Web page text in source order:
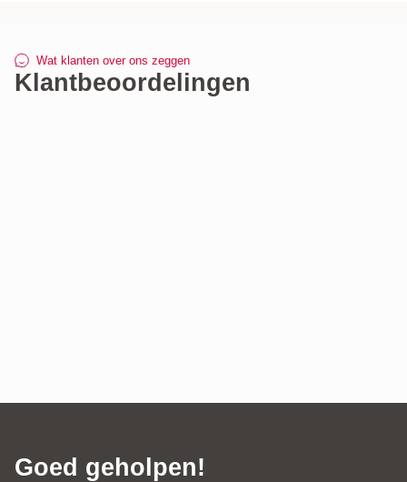
Wat klanten over ons zeggen
Klantbeoordelingen
Goed geholpen!